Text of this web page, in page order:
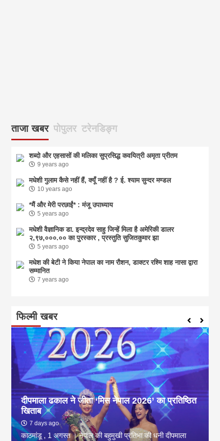
ताजा खबर पोपुलर टरेनडिङ्ग
शब्दो और एहसासों की मलिका सुप्रसिद्ध कवयित्री अमृता प्रीतम
9 years ago
मधेशी गुलाम कैसे नहीं हैं, क्यूँ नहीं है ? ई. श्याम सुन्दर मण्डल
10 years ago
*मैं और मेरी परछाईं* : मंजू उपाध्याय
5 years ago
मधेशी वैज्ञानिक डा. इन्द्रदेव साहु जिन्हें मिला है अमेरिकी डालर
२,९७,०००.०० का पुरस्कार , प्रस्तुति सुजितकुमार झा
5 years ago
मधेश की बेटी ने किया नेपाल का नाम राैशन, डाक्टर रश्मि शाह नासा द्वारा
सम्मानित
7 years ago
फिल्मी खबर
दीपमाला ढकाल ने जीता ‘मिस नेपाल 2026’ का प्रतिष्ठित
खिताब
7 days ago
काठमांडू , 1 अगस्त । नेपाल की बहुमुखी प्रतिभा की धनी दीपमाला